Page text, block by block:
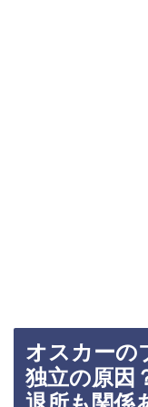
オスカーの
独立の原因